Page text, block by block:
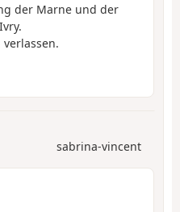
der Marne und der
sabrina-vincent